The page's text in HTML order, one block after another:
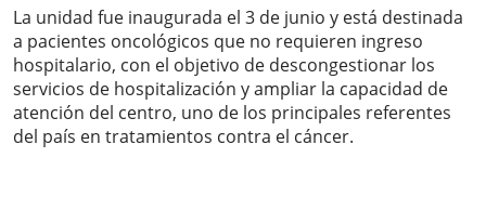
La unidad fue inaugurada el 3 de junio y está destinada
a pacientes oncológicos que no requieren ingreso
hospitalario, con el objetivo de descongestionar los
servicios de hospitalización y ampliar la capacidad de
atención del centro, uno de los principales referentes
del país en tratamientos contra el cáncer.